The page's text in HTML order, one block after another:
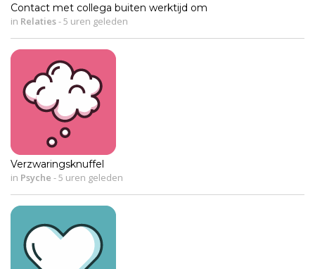
Contact met collega buiten werktijd om
in Relaties-5 uren geleden
Verzwaringsknuffel
in Psyche -5 uren geleden